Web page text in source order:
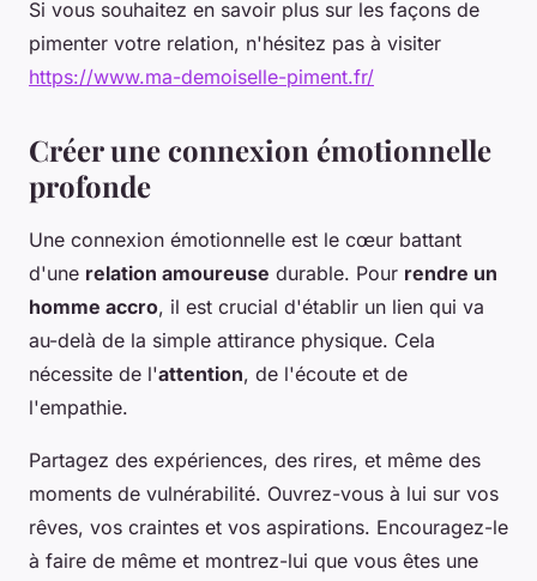
Si vous souhaitez en savoir plus sur les façons de
pimenter votre relation, n'hésitez pas à visiter
https://www.ma-demoiselle-piment.fr/
Créer une connexion émotionnelle
profonde
Une connexion émotionnelle est le cœur battant
d'une relation amoureuse durable. Pour rendre un
homme accro, il est crucial d'établir un lien qui va
au-delà de la simple attirance physique. Cela
nécessite de l'attention, de l'écoute et de
l'empathie.
Partagez des expériences, des rires, et même des
moments de vulnérabilité. Ouvrez-vous à lui sur vos
rêves, vos craintes et vos aspirations. Encouragez-le
à faire de même et montrez-lui que vous êtes une